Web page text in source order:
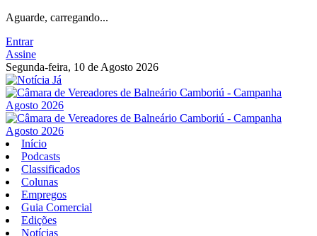
Aguarde, carregando...
Entrar
Assine
Segunda-feira, 10 de Agosto 2026
Início
Podcasts
Classificados
Colunas
Empregos
Guia Comercial
Edições
Notícias